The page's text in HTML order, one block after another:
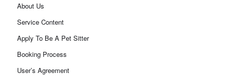
About Us
Service Content
Apply To Be A Pet Sitter
Booking Process
User’s Agreement